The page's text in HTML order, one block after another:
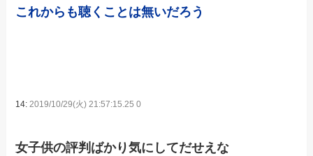
これからも聴くことは無いだろう
14: 2019/10/29(火) 21:57:15.25 0
女子供の評判ばかり気にしてだせえな